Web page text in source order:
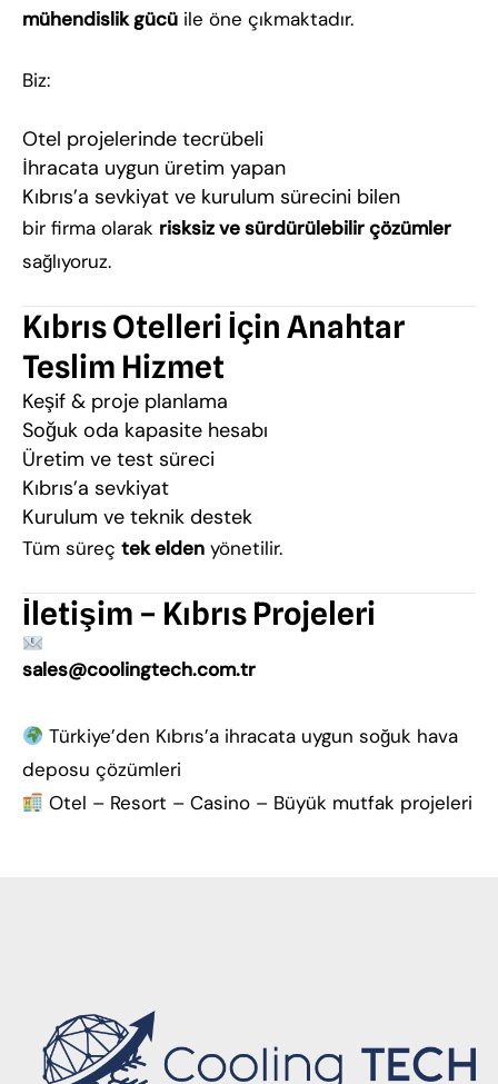
mühendislik gücü ile öne çıkmaktadır.
Biz:
Otel projelerinde tecrübeli
İhracata uygun üretim yapan
Kıbrıs’a sevkiyat ve kurulum sürecini bilen
bir firma olarak risksiz ve sürdürülebilir çözümler
sağlıyoruz.
Kıbrıs Otelleri İçin Anahtar
Teslim Hizmet
Keşif & proje planlama
Soğuk oda kapasite hesabı
Üretim ve test süreci
Kıbrıs’a sevkiyat
Kurulum ve teknik destek
Tüm süreç tek elden yönetilir.
İletişim – Kıbrıs Projeleri
sales@coolingtech.com.tr
Türkiye’den Kıbrıs’a ihracata uygun soğuk hava
deposu çözümleri
Otel – Resort – Casino – Büyük mutfak projeleri